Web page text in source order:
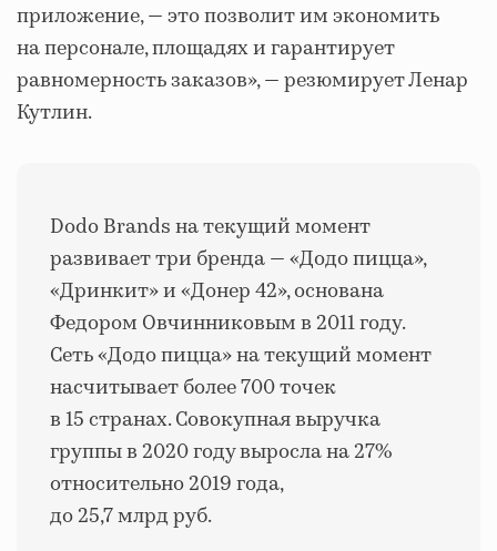
приложение, — это позволит им экономить
на персонале, площадях и гарантирует
равномерность заказов», — резюмирует Ленар
Кутлин.
Dodo Brands на текущий момент
развивает три бренда — «Додо пицца»,
«Дринкит» и «Донер 42», основана
Федором Овчинниковым в 2011 году.
Сеть «Додо пицца» на текущий момент
насчитывает более 700 точек
в 15 странах. Совокупная выручка
группы в 2020 году выросла на 27%
относительно 2019 года,
до 25,7 млрд руб.